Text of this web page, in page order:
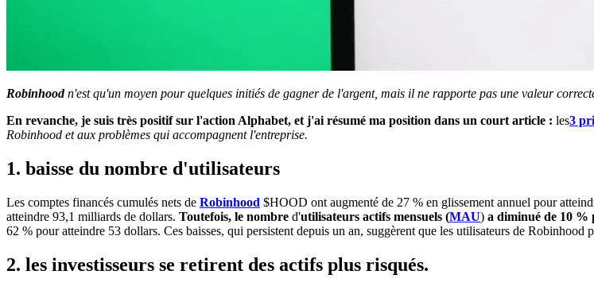
Robinhoodn'est qu'un moyen pour quelques initiés de gagner de l'argent, mais il ne rapporte pas une valeur
En revanche, je suis très positif sur l'action Alphabet, et j'ai résumé ma position dans un court article : les3
Robinhood et aux problèmes qui accompagnent l'entreprise.
1. baisse du nombre d'utilisateurs
Les comptes financés cumulés nets de Robinhood $HOOD ont augmenté de 27 % en glissement annuel pour
atteindre 93,1 milliards de dollars. Toutefois, le nombre d'utilisateurs actifs mensuels (MAU) a diminué de 10 %
62 % pour atteindre 53 dollars. Ces baisses, qui persistent depuis un an, suggèrent que les utilisateurs de Robinhood
2. les investisseurs se retirent des actifs plus risqués.